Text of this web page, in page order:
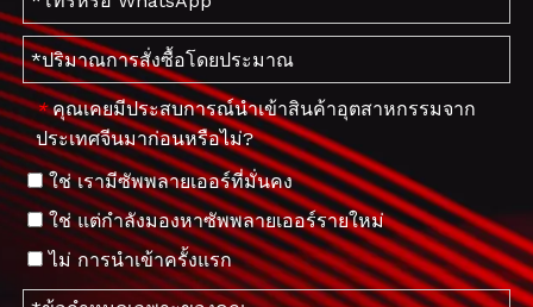
* คุณเคยมีประสบการณ์นำเข้าสินค้าอุตสาหกรรมจาก
ประเทศจีนมาก่อนหรือไม่?
ใช่ เรามีซัพพลายเออร์ที่มั่นคง
ใช่ แต่กำลังมองหาซัพพลายเออร์รายใหม่
ไม่ การนำเข้าครั้งแรก